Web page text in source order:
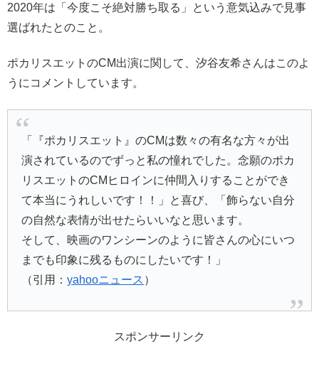
2020年は「今度こそ絶対勝ち取る」という意気込みで見事
選ばれたとのこと。
ポカリスエットのCM出演に関して、汐谷友希さんはこのよ
うにコメントしています。
「『ポカリスエット』のCMは数々の有名な方々が出
演されているのでずっと私の憧れでした。念願のポカ
リスエットのCMヒロインに仲間入りすることができ
て本当にうれしいです！！」と喜び、「飾らない自分
の自然な表情が出せたらいいなと思います。
そして、映画のワンシーンのように皆さんの心にいつ
までも印象に残るものにしたいです！」
（引用：yahooニュース ）
スポンサーリンク